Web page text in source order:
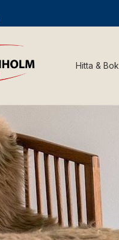
Hitta &